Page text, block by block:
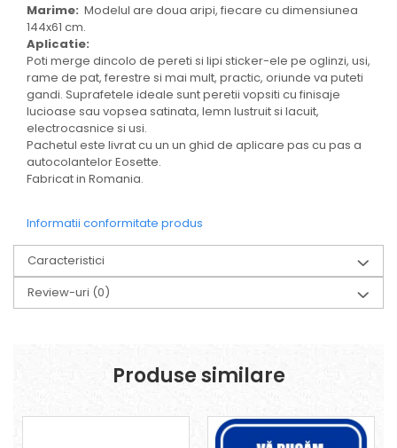
Marime: Modelul are doua aripi, fiecare cu dimensiunea
144x61 cm.
Aplicatie:
Poti merge dincolo de pereti si lipi sticker-ele pe oglinzi, usi,
rame de pat, ferestre si mai mult, practic, oriunde va puteti
gandi. Suprafetele ideale sunt peretii vopsiti cu finisaje
lucioase sau vopsea satinata, lemn lustruit si lacuit,
electrocasnice si usi.
Pachetul este livrat cu un un ghid de aplicare pas cu pas a
autocolantelor Eosette.
Fabricat in Romania.
Informatii conformitate produs
Caracteristici
Review-uri (0)
Produse similare